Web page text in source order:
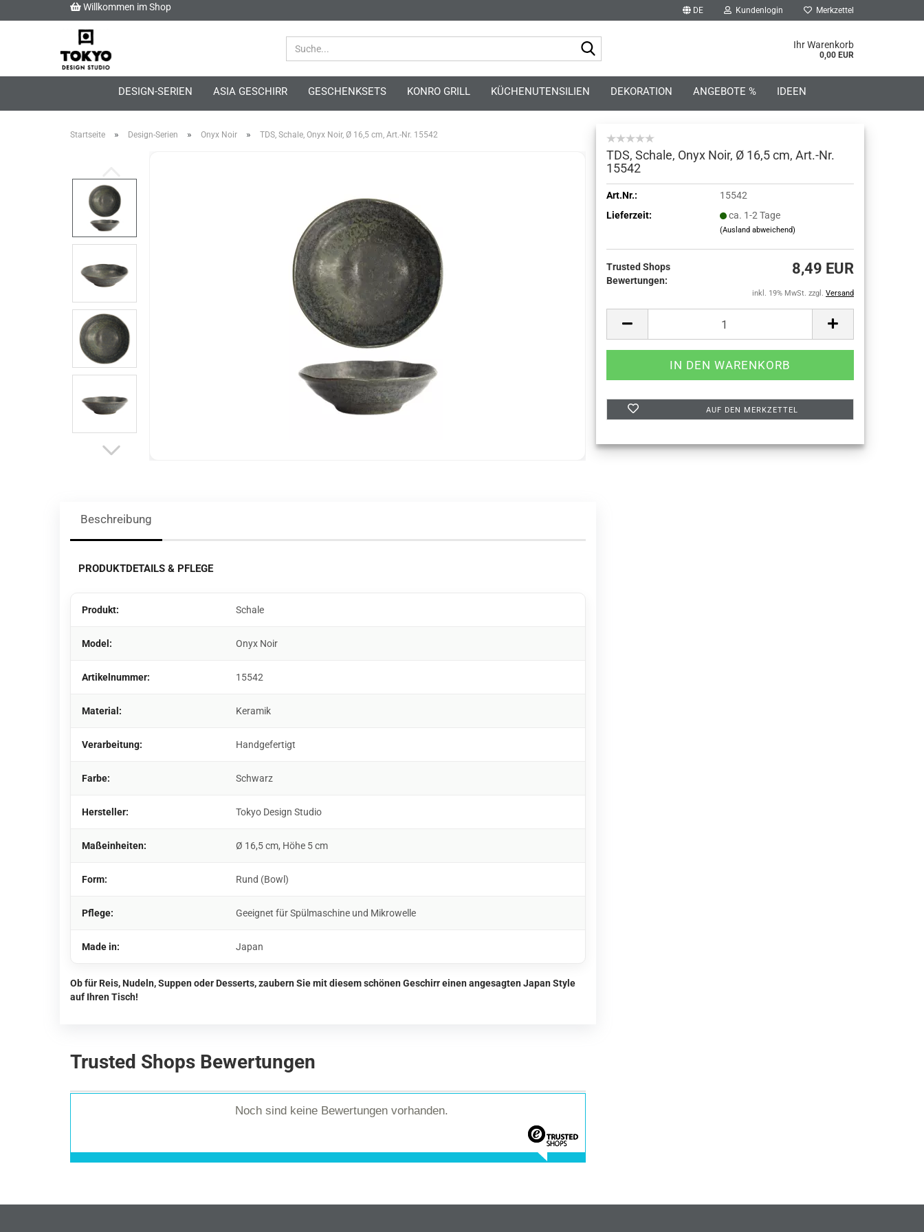
Willkommen im Shop DE Kundenlogin
Konto erstellen
Passwort vergessen?
Merkzettel
Ihr Warenkorb
0,00 EUR
DESIGN-SERIEN ASIA GESCHIRR GESCHENKSETS KONRO GRILL KÜCHENUTENSILIEN DEKORATION ANGEBOTE % IDEEN
Startseite » Design-Serien » Onyx Noir » TDS, Schale, Onyx Noir, Ø 16,5 cm, Art.-Nr. 15542
TDS, Schale, Onyx Noir, Ø 16,5 cm, Art.-Nr.
15542
Art.Nr.:
15542
Lieferzeit:
ca. 1-2 Tage
(Ausland abweichend)
Trusted Shops
Bewertungen:
8,49 EUR
inkl. 19% MwSt. zzgl. Versand
AUF DEN MERKZETTEL
Beschreibung
PRODUKTDETAILS & PFLEGE
Produkt: Schale
Model: Onyx Noir
Artikelnummer: 15542
Material: Keramik
Verarbeitung: Handgefertigt
Farbe: Schwarz
Hersteller: Tokyo Design Studio
Maßeinheiten: Ø 16,5 cm, Höhe 5 cm
Form: Rund (Bowl)
Pflege: Geeignet für Spülmaschine und Mikrowelle
Made in: Japan
Ob für Reis, Nudeln, Suppen oder Desserts, zaubern Sie mit diesem schönen Geschirr einen angesagten Japan Style
auf Ihren Tisch!
Trusted Shops Bewertungen
Noch sind keine Bewertungen vorhanden.